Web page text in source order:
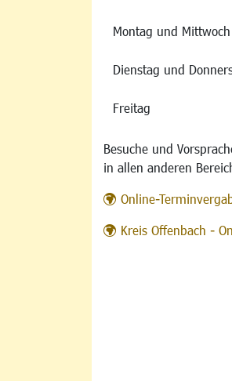
Montag und Mittwoch
Dienstag und
Freitag
Besuche und
in allen anderen
Online-
Kreis Offenbach -